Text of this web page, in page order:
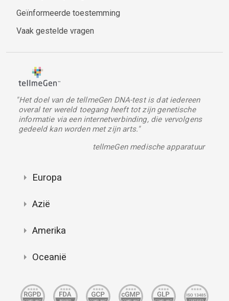
Geïnformeerde toestemming
Vaak gestelde vragen
"Het doel van de tellmeGen DNA-test is dat iedereen
overal ter wereld toegang heeft tot zijn genetische
informatie via een internetverbinding, die vervolgens
gedeeld kan worden met zijn arts."
tellmeGen medische apparatuur
Europa
Azië
Amerika
Oceanië